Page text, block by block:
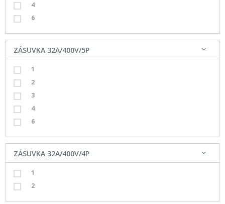
4
6
ZÁSUVKA 32A/400V/5P
1
2
3
4
6
ZÁSUVKA 32A/400V/4P
1
2